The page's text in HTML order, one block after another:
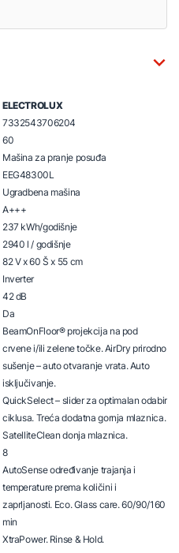
ELECTROLUX
7332543706204
60
Mašina za pranje posuđa
EEG48300L
Ugradbena mašina
A+++
237 kWh/godišnje
2940 l / godišnje
82 V x 60 Š x 55 cm
Inverter
42 dB
Da
BeamOnFloor® projekcija na pod
crvene i/ili zelene točke. AirDry prirodno
sušenje – auto otvaranje vrata. Auto
isključivanje.
QuickSelect – slider za optimalan odabir
ciklusa. Treća dodatna gornja mlaznica.
SatelliteClean donja mlaznica.
8
AutoSense određivanje trajanja i
temperature prema količini i
zaprljanosti. Eco. Glass care. 60/90/160
min
XtraPower. Rinse & Hold.